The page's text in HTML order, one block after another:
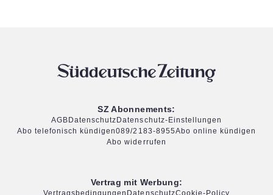
SZ Abonnements:
AGB Datenschutz Datenschutz-Einstellungen
Abo telefonisch kündigen089/2183-8955Abo online kündigen
Abo widerrufen
Vertrag mit Werbung:
Vertragsbedingungen DatenschutzCookie-Policy